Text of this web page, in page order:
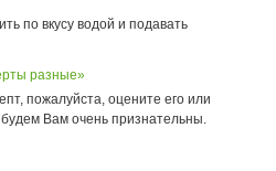
по вкусу водой и подавать
разные»
пожалуйста, оцените его или
Вам очень признательны.